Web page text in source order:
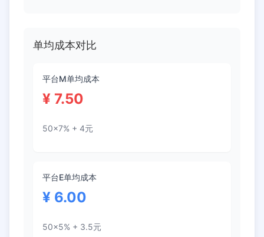
单均成本对比
平台M单均成本
¥ 7.50
50×7% + 4元
平台E单均成本
¥ 6.00
50×5% + 3.5元